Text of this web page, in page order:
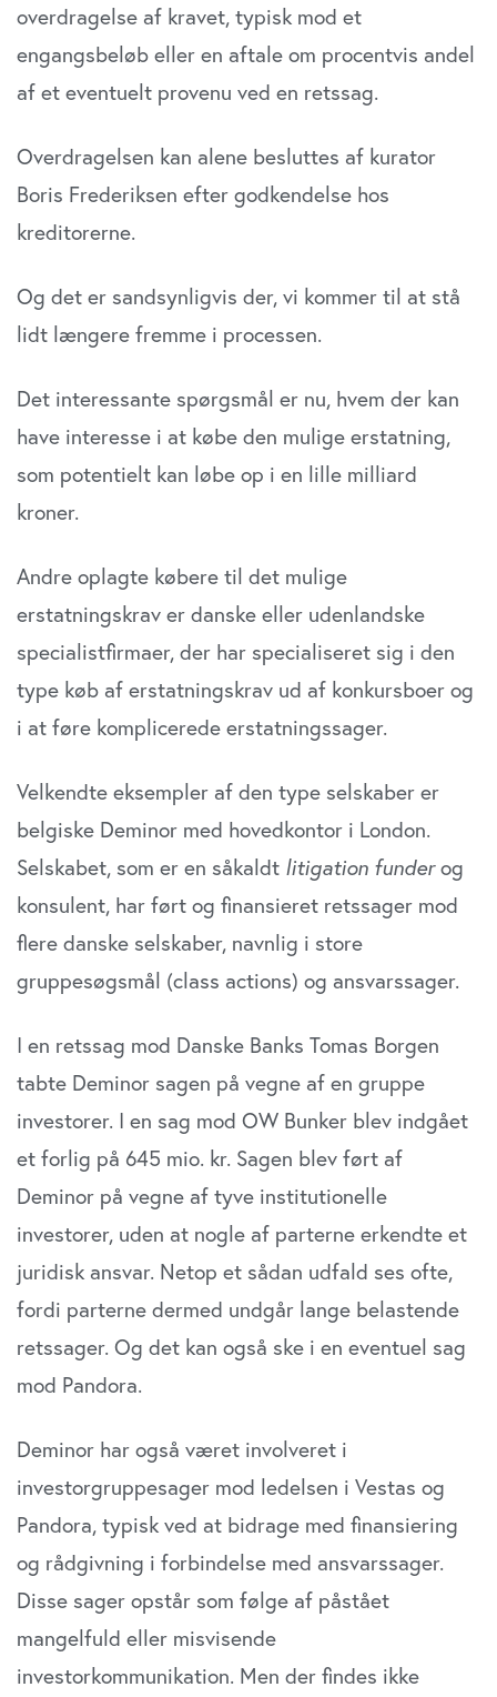
overdragelse af kravet, typisk mod et
engangsbeløb eller en aftale om procentvis andel
af et eventuelt provenu ved en retssag.
Overdragelsen kan alene besluttes af kurator
Boris Frederiksen efter godkendelse hos
kreditorerne.
Og det er sandsynligvis der, vi kommer til at stå
lidt længere fremme i processen.
Det interessante spørgsmål er nu, hvem der kan
have interesse i at købe den mulige erstatning,
som potentielt kan løbe op i en lille milliard
kroner.
Andre oplagte købere til det mulige
erstatningskrav er danske eller udenlandske
specialistfirmaer, der har specialiseret sig i den
type køb af erstatningskrav ud af konkursboer og
i at føre komplicerede erstatningssager.
Velkendte eksempler af den type selskaber er
belgiske Deminor med hovedkontor i London.
Selskabet, som er en såkaldt litigation funderog
konsulent, har ført og finansieret retssager mod
flere danske selskaber, navnlig i store
gruppesøgsmål (class actions) og ansvarssager.
I en retssag mod Danske Banks Tomas Borgen
tabte Deminor sagen på vegne af en gruppe
investorer. I en sag mod OW Bunker blev indgået
et forlig på 645 mio. kr. Sagen blev ført af
Deminor på vegne af tyve institutionelle
investorer, uden at nogle af parterne erkendte et
juridisk ansvar. Netop et sådan udfald ses ofte,
fordi parterne dermed undgår lange belastende
retssager. Og det kan også ske i en eventuel sag
mod Pandora.
Deminor har også været involveret i
investorgruppesager mod ledelsen i Vestas og
Pandora, typisk ved at bidrage med finansiering
og rådgivning i forbindelse med ansvarssager.
Disse sager opstår som følge af påstået
mangelfuld eller misvisende
investorkommunikation. Men der findes ikke